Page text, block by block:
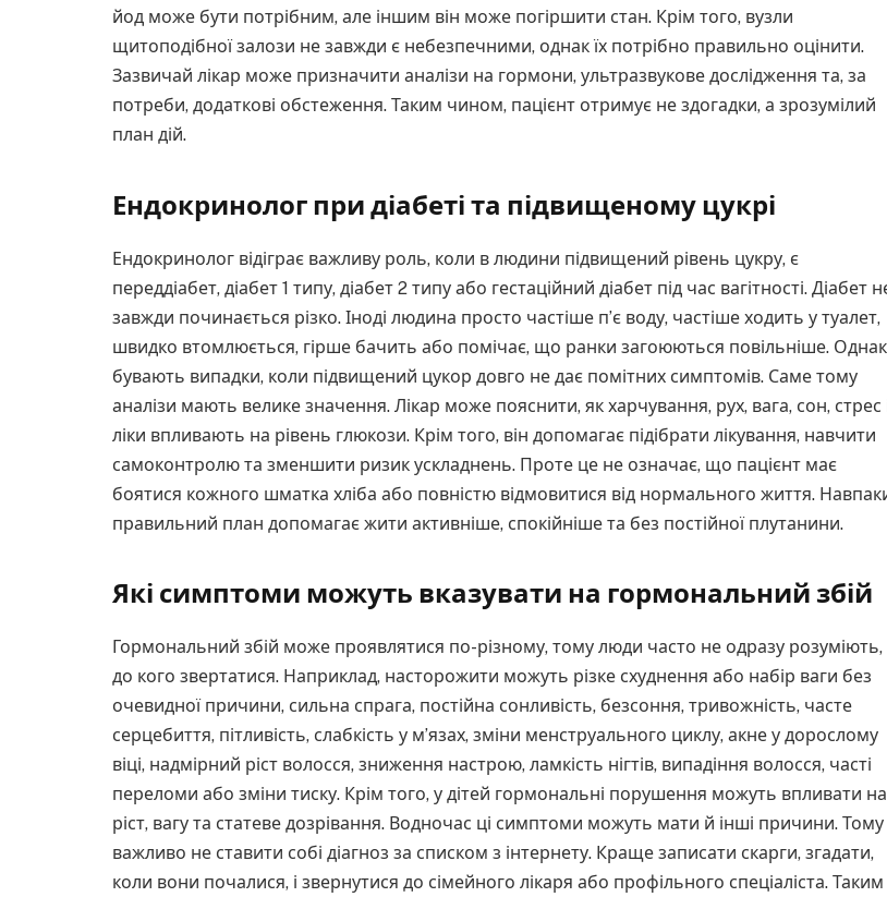
йод може бути потрібним, але іншим він може погіршити стан. Крім того, вузли
щитоподібної залози не завжди є небезпечними, однак їх потрібно правильно оцінити.
Зазвичай лікар може призначити аналізи на гормони, ультразвукове дослідження та, за
потреби, додаткові обстеження. Таким чином, пацієнт отримує не здогадки, а зрозумілий
план дій.
Ендокринолог при діабеті та підвищеному цукрі
Ендокринолог відіграє важливу роль, коли в людини підвищений рівень цукру, є
переддіабет, діабет 1 типу, діабет 2 типу або гестаційний діабет під час вагітності. Діабет
завжди починається різко. Іноді людина просто частіше п’є воду, частіше ходить у туалет,
швидко втомлюється, гірше бачить або помічає, що ранки загоюються повільніше. Однак
бувають випадки, коли підвищений цукор довго не дає помітних симптомів. Саме тому
аналізи мають велике значення. Лікар може пояснити, як харчування, рух, вага, сон, стрес
ліки впливають на рівень глюкози. Крім того, він допомагає підібрати лікування, навчити
самоконтролю та зменшити ризик ускладнень. Проте це не означає, що пацієнт має
боятися кожного шматка хліба або повністю відмовитися від нормального життя.
правильний план допомагає жити активніше, спокійніше та без постійної плутанини.
Які симптоми можуть вказувати на гормональний збій
Гормональний збій може проявлятися по-різному, тому люди часто не одразу розуміють,
до кого звертатися. Наприклад, насторожити можуть різке схуднення або набір ваги без
очевидної причини, сильна спрага, постійна сонливість, безсоння, тривожність, часте
серцебиття, пітливість, слабкість у м’язах, зміни менструального циклу, акне у дорослому
віці, надмірний ріст волосся, зниження настрою, ламкість нігтів, випадіння волосся, часті
переломи або зміни тиску. Крім того, у дітей гормональні порушення можуть впливати на
ріст, вагу та статеве дозрівання. Водночас ці симптоми можуть мати й інші причини. Тому
важливо не ставити собі діагноз за списком з інтернету. Краще записати скарги, згадати,
коли вони почалися, і звернутися до сімейного лікаря або профільного спеціаліста. Таким